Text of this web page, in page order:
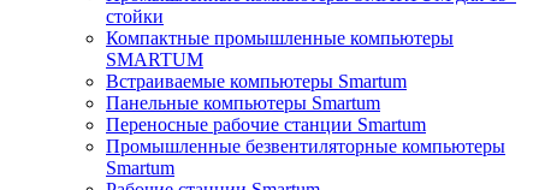
стойки
Компактные промышленные компьютеры
SMARTUM
Встраиваемые компьютеры Smartum
Панельные компьютеры Smartum
Переносные рабочие станции Smartum
Промышленные безвентиляторные компьютеры
Smartum